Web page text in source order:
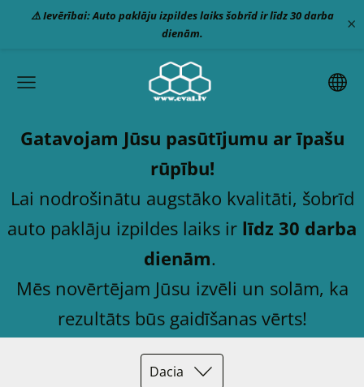
⚠️ Ievērībai: Auto paklāju izpildes laiks šobrīd ir līdz 30 darba
dienām.
×
Gatavojam Jūsu pasūtījumu ar īpašu
rūpību!
Lai nodrošinātu augstāko kvalitāti, šobrīd
auto paklāju izpildes laiks ir līdz 30 darba
dienām.
Mēs novērtējam Jūsu izvēli un solām, ka
rezultāts būs gaidīšanas vērts!
Dacia